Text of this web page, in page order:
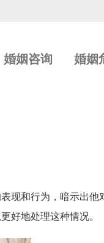
婚姻咨询 婚姻
现和行为，暗示出他
好地处理这种情况。